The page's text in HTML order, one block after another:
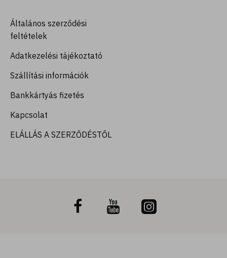
Általános szerződési
feltételek
Adatkezelési tájékoztató
Szállítási információk
Bankkártyás fizetés
Kapcsolat
ELÁLLÁS A SZERZŐDÉSTŐL